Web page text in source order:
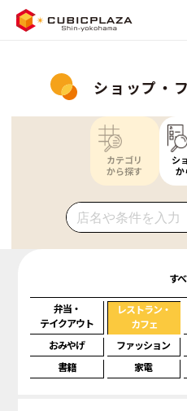
ショップ・
カテゴリ
から探す
シ
か
す
弁当・
テイクアウト
レストラン・
カフェ
おみやげ ファッション
書籍
家電